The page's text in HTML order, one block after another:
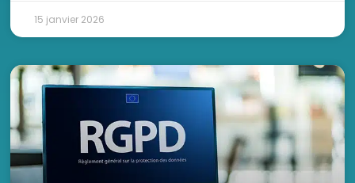
15 janvier 2026